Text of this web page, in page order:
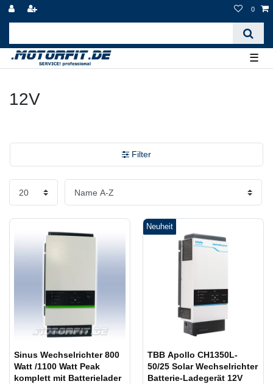
0
☰
12V
Filter
Sinus Wechselrichter 800
Watt /1100 Watt Peak
komplett mit Batterielader
Neuheit
TBB Apollo CH1350L-
50/25 Solar Wechselrichter
Batterie-Ladegerät 12V